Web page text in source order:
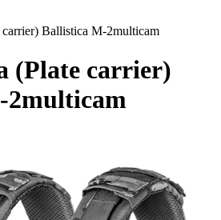
Ballistica М-2multicam
(Plate carrier)